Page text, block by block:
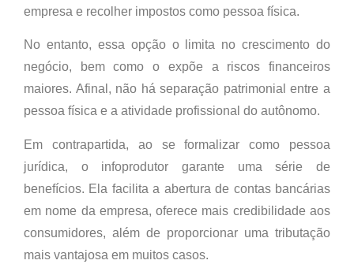
empresa e recolher impostos como pessoa física.
No entanto, essa opção o limita no crescimento do
negócio, bem como o expõe a riscos financeiros
maiores. Afinal, não há separação patrimonial entre a
pessoa física e a atividade profissional do autônomo.
Em contrapartida, ao se formalizar como pessoa
jurídica, o infoprodutor garante uma série de
benefícios. Ela facilita a abertura de contas bancárias
em nome da empresa, oferece mais credibilidade aos
consumidores, além de proporcionar uma tributação
mais vantajosa em muitos casos.